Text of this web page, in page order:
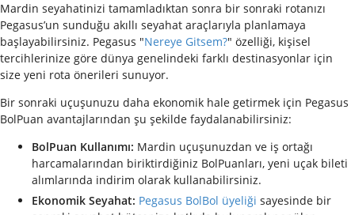
Mardin seyahatinizi tamamladıktan sonra bir sonraki rotanızı
Pegasus’un sunduğu akıllı seyahat araçlarıyla planlamaya
başlayabilirsiniz. Pegasus "Nereye Gitsem?" özelliği, kişisel
tercihlerinize göre dünya genelindeki farklı destinasyonlar için
size yeni rota önerileri sunuyor.
Bir sonraki uçuşunuzu daha ekonomik hale getirmek için Pegasus
BolPuan avantajlarından şu şekilde faydalanabilirsiniz:
BolPuan Kullanımı: Mardin uçuşunuzdan ve iş ortağı
harcamalarından biriktirdiğiniz BolPuanları, yeni uçak bileti
alımlarında indirim olarak kullanabilirsiniz.
Ekonomik Seyahat: Pegasus BolBol üyeliği sayesinde bir